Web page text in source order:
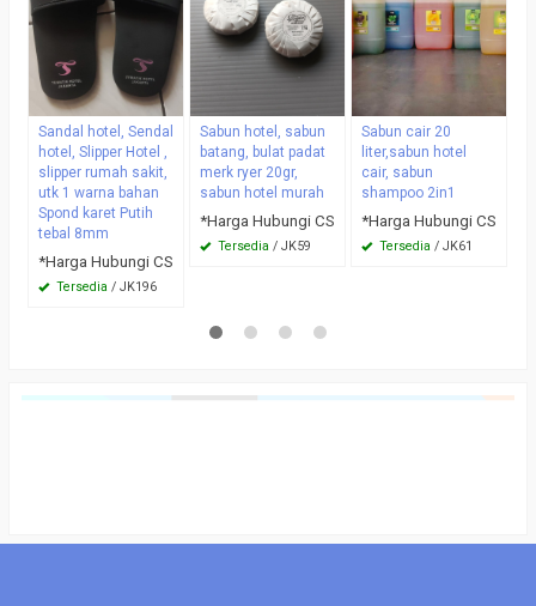
Sandal hotel, Sendal
hotel, Slipper Hotel ,
slipper rumah sakit,
utk 1 warna bahan
Spond karet Putih
tebal 8mm
*Harga Hubungi CS
Tersedia / JK196
Sabun hotel, sabun
batang, bulat padat
merk ryer 20gr,
sabun hotel murah
*Harga Hubungi CS
Tersedia / JK59
Sabun cair 20
liter,sabun hotel
cair, sabun
shampoo 2in1
*Harga Hubungi CS
Tersedia / JK61